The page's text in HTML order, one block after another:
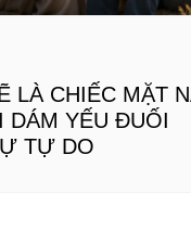
LÀ CHIẾC MẶT
DÁM YẾU ĐUỐI
TỰ DO